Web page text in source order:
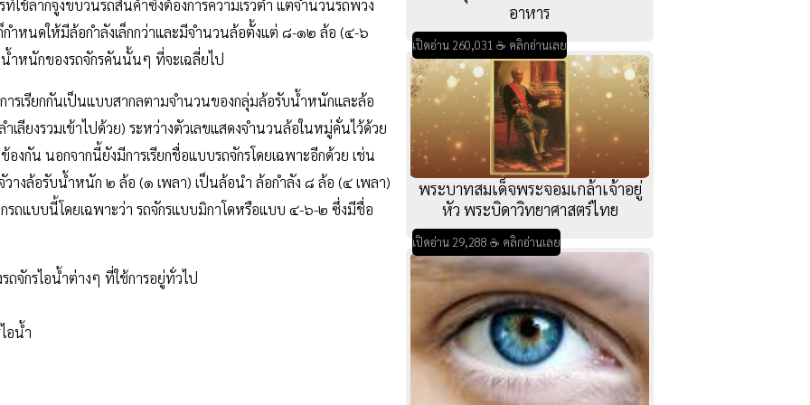
ช้ลากจูงขบวนรถสินค้าซึ่งต้องการความเร็วต่ำ แต่จำนวนรถพ่วง
ำหนดให้มีล้อกำลังเล็กกว่าและมีจำนวนล้อตั้งแต่ ๘-๑๒ ล้อ (๔-๖
ำหนักของรถจักรคันนั้นๆ ที่จะเฉลี่ยไป
ารเรียกกันเป็นแบบสากลตามจำนวนของกลุ่มล้อรับน้ำหนักและล้อ
เลียงรวมเข้าไปด้วย) ระหว่างตัวเลขแสดงจำนวนล้อในหมู่คั่นไว้ด้วย
องกัน นอกจากนี้ยังมีการเรียกชื่อแบบรถจักรโดยเฉพาะอีกด้วย เช่น
างล้อรับน้ำหนัก ๒ ล้อ (๑ เพลา) เป็นล้อนำ ล้อกำลัง ๘ ล้อ (๔ เพลา)
ถแบบนี้โดยเฉพาะว่า รถจักรแบบมิกาโดหรือแบบ ๔-๖-๒ ซึ่งมีชื่อ
ถจักรไอน้ำต่างๆ ที่ใช้การอยู่ทั่วไป
อน้ำ
อาหาร
เปิดอ่าน 260,031 ☕ คลิกอ่านเลย
พระบาทสมเด็จพระจอมเกล้าเจ้าอยู่
หัว พระบิดาวิทยาศาสตร์ไทย
เปิดอ่าน 29,288 ☕ คลิกอ่านเลย